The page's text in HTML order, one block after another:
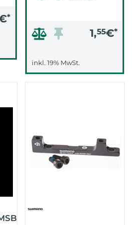
*
1,55€*
inkl. 19% MwSt.